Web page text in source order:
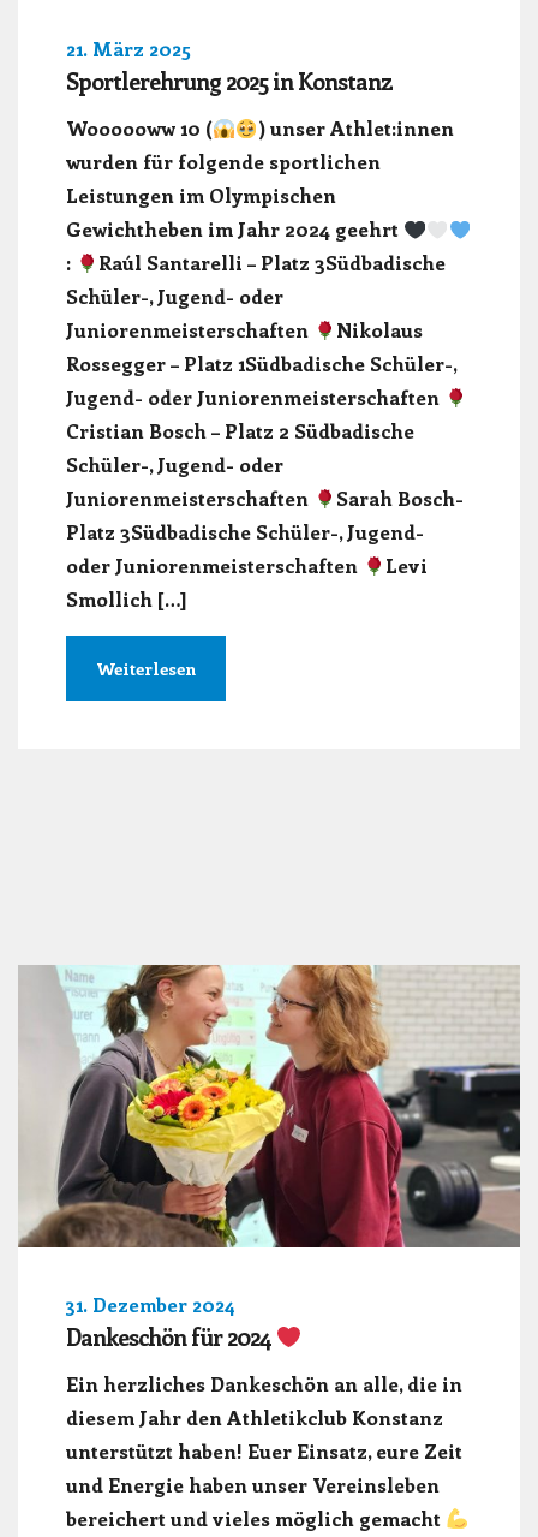
21. März 2025
Sportlerehrung 2025 in Konstanz
Woooooww 10 (
) unser Athlet:innen
wurden für folgende sportlichen
Leistungen im Olympischen
Gewichtheben im Jahr 2024 geehrt
:
Raúl Santarelli – Platz 3Südbadische
Schüler-, Jugend- oder
Juniorenmeisterschaften
Nikolaus
Rossegger – Platz 1Südbadische Schüler-,
Jugend- oder Juniorenmeisterschaften
Cristian Bosch – Platz 2 Südbadische
Schüler-, Jugend- oder
Juniorenmeisterschaften
Sarah Bosch-
Platz 3Südbadische Schüler-, Jugend-
oder Juniorenmeisterschaften
Levi
Smollich […]
Weiterlesen
31. Dezember 2024
Dankeschön für 2024
Ein herzliches Dankeschön an alle, die in
diesem Jahr den Athletikclub Konstanz
unterstützt haben! Euer Einsatz, eure Zeit
und Energie haben unser Vereinsleben
bereichert und vieles möglich gemacht